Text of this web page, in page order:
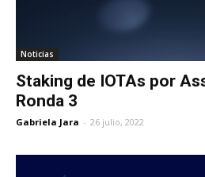
Noticias
Staking de IOTAs por
Ronda 3
Gabriela Jara - 26 julio, 2022